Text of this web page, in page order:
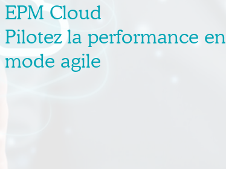
EPM Cloud
Pilotez la performance en
mode agile